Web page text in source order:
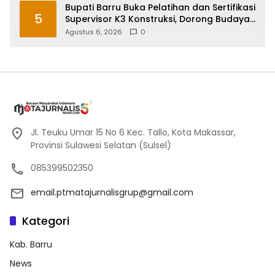
5
Bupati Barru Buka Pelatihan dan Sertifikasi
Supervisor K3 Konstruksi, Dorong Budaya
Zero Accident
Agustus 6, 2026 0
Jl. Teuku Umar 15 No 6 Kec. Tallo, Kota Makassar,
Provinsi Sulawesi Selatan (Sulsel)
085399502350
email.ptmatajurnalisgrup@gmail.com
Kategori
Kab. Barru
News